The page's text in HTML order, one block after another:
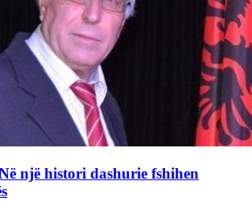
një histori dashurie fshihen